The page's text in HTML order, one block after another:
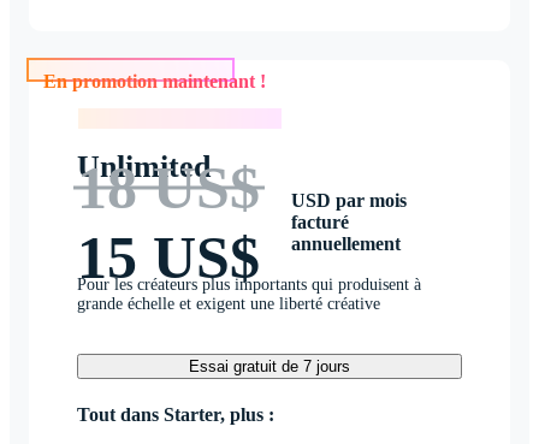
En promotion maintenant !
Unlimited
18 US$
15 US$
USD par mois
facturé
annuellement
Pour les créateurs plus importants qui produisent à
grande échelle et exigent une liberté créative
Essai gratuit de 7 jours
Tout dans Starter, plus :